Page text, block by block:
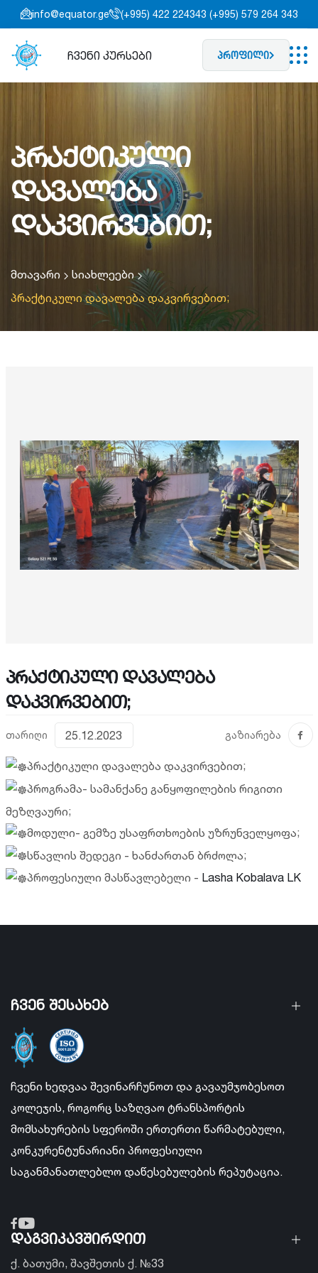
info@equator.ge (+995) 422 224343 (+995) 579 264 343
ჩვენი კურსები პროფილი
პრაქტიკული
დავალება
დაკვირვებით;
მთავარი
სიახლეები
პრაქტიკული დავალება დაკვირვებით;
პრაქტიკული დავალება
დაკვირვებით;
თარიღი 25.12.2023 გაზიარება
პრაქტიკული დავალება დაკვირვებით;
პროგრამა- სამანქანე განყოფილების რიგითი
მეზღვაური;
მოდული- გემზე უსაფრთხოების უზრუნველყოფა;
სწავლის შედეგი - ხანძართან ბრძოლა;
პროფესიული მასწავლებელი - Lasha Kobalava LK
ჩვენ შესახებ
ჩვენი ხედვაა შევინარჩუნოთ და გავაუმჯობესოთ
კოლეჯის, როგორც საზღვაო ტრანსპორტის
მომსახურების სფეროში ერთერთი წარმატებული,
კონკურენტუნარიანი პროფესიული
საგანმანათლებლო დაწესებულების რეპუტაცია.
დაგვიკავშირდით
ქ. ბათუმი, შავშეთის ქ. №33